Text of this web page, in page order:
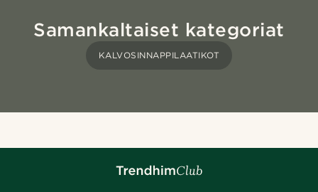
Samankaltaiset kategoriat
KALVOSINNAPPILAATIKOT